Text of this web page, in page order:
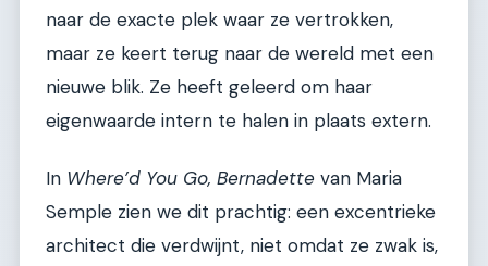
naar de exacte plek waar ze vertrokken,
maar ze keert terug naar de wereld met een
nieuwe blik. Ze heeft geleerd om haar
eigenwaarde intern te halen in plaats extern.
In Where’d You Go, Bernadette van Maria
Semple zien we dit prachtig: een excentrieke
architect die verdwijnt, niet omdat ze zwak is,